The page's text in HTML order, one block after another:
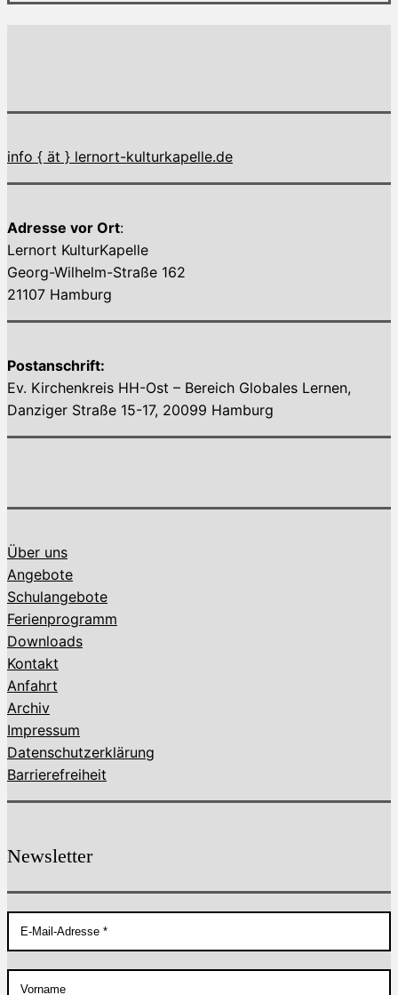
info { ät } lernort-kulturkapelle.de
Adresse vor Ort:
Lernort KulturKapelle
Georg-Wilhelm-Straße 162
21107 Hamburg
Postanschrift:
Ev. Kirchenkreis HH-Ost – Bereich Globales Lernen,
Danziger Straße 15-17, 20099 Hamburg
Über uns
Angebote
Schulangebote
Ferienprogramm
Downloads
Kontakt
Anfahrt
Archiv
Impressum
Datenschutzerklärung
Barrierefreiheit
Newsletter